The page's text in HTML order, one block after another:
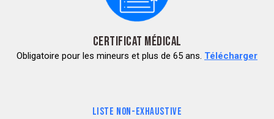
CERTIFICAT MÉDICAL
Obligatoire pour les mineurs et plus de 65 ans. Télécharger
LISTE NON-EXHAUSTIVE